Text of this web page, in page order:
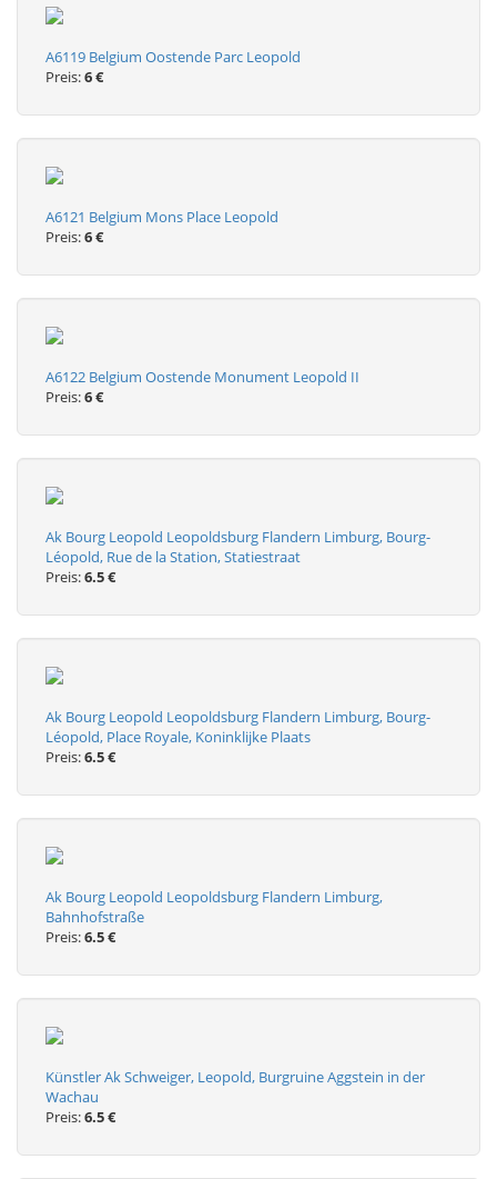
A6119 Belgium Oostende Parc Leopold
Preis:6 €
A6121 Belgium Mons Place Leopold
Preis:6 €
A6122 Belgium Oostende Monument Leopold II
Preis:6 €
Ak Bourg Leopold Leopoldsburg Flandern Limburg, Bourg-
Léopold, Rue de la Station, Statiestraat
Preis:6.5 €
Ak Bourg Leopold Leopoldsburg Flandern Limburg, Bourg-
Léopold, Place Royale, Koninklijke Plaats
Preis:6.5 €
Ak Bourg Leopold Leopoldsburg Flandern Limburg,
Bahnhofstraße
Preis:6.5 €
Künstler Ak Schweiger, Leopold, Burgruine Aggstein in der
Wachau
Preis:6.5 €